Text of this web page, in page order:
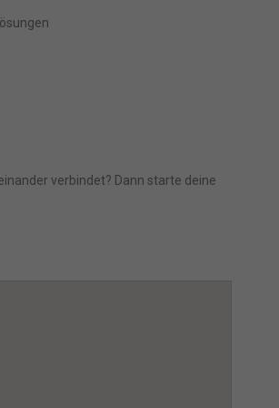
verbindet? Dann starte deine